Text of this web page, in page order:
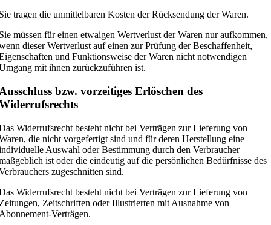
tragen die unmittelbaren Kosten der Rücksendung der Waren.
müssen für einen etwaigen Wertverlust der Waren nur aufkommen,
dieser Wertverlust auf einen zur Prüfung der Beschaffenheit,
und Funktionsweise der Waren nicht notwendigen
mit ihnen zurückzuführen ist.
bzw. vorzeitiges Erlöschen des
Widerrufsrecht besteht nicht bei Verträgen zur Lieferung von
die nicht vorgefertigt sind und für deren Herstellung eine
Auswahl oder Bestimmung durch den Verbraucher
ist oder die eindeutig auf die persönlichen Bedürfnisse des
zugeschnitten sind.
Widerrufsrecht besteht nicht bei Verträgen zur Lieferung von
Zeitschriften oder Illustrierten mit Ausnahme von
Verträgen.